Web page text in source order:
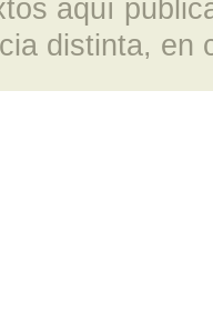
aquí
distinta, en